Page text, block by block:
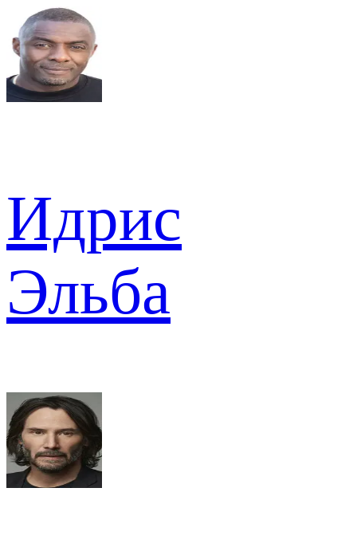
Идрис
Эльба